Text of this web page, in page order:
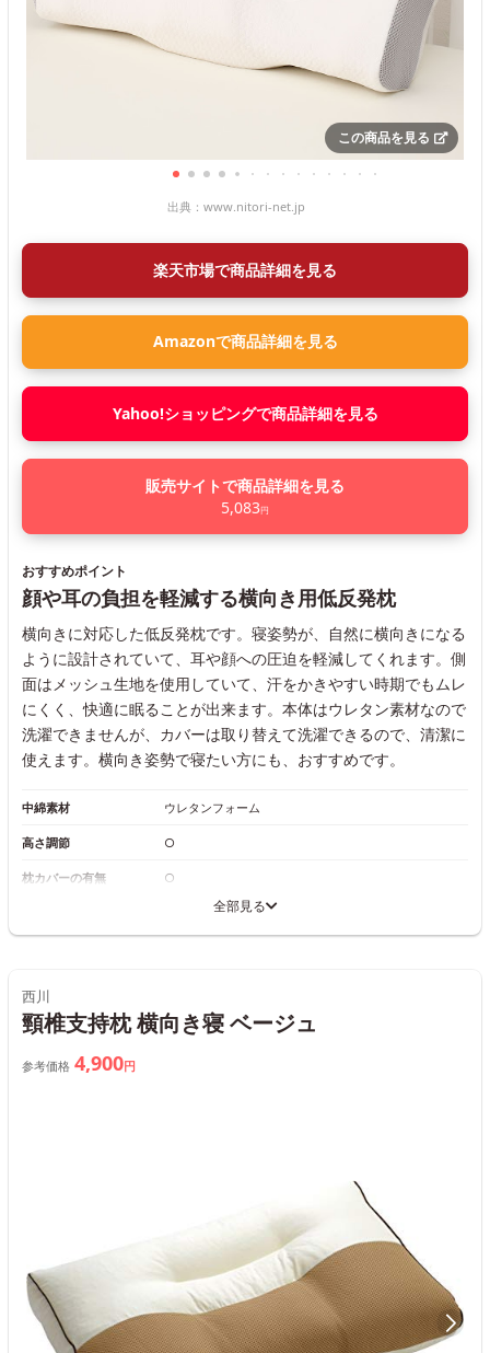
この商品を見る
出典： www.nitori-net.jp
楽天市場で商品詳細を見る
Amazonで商品詳細を見る
Yahoo!ショッピングで商品詳細を見る
販売サイトで商品詳細を見る
5,083円
おすすめポイント
顔や耳の負担を軽減する横向き用低反発枕
横向きに対応した低反発枕です。寝姿勢が、自然に横向きになる
ように設計されていて、耳や顔への圧迫を軽減してくれます。側
面はメッシュ生地を使用していて、汗をかきやすい時期でもムレ
にくく、快適に眠ることが出来ます。本体はウレタン素材なので
洗濯できませんが、カバーは取り替えて洗濯できるので、清潔に
使えます。横向き姿勢で寝たい方にも、おすすめです。
中綿素材 ウレタンフォーム
高さ調節 ○
枕カバーの有無 ○
全部見る
西川
頸椎支持枕 横向き寝 ベージュ
参考価格 4,900円